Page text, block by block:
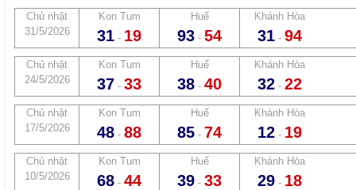
Chủ nhật
31/5/2026
Kon Tum
31 - 19
Huế
93 - 54
Khánh Hòa
31 - 94
Chủ nhật
24/5/2026
Kon Tum
37 - 33
Huế
38 - 40
Khánh Hòa
32 - 22
Chủ nhật
17/5/2026
Kon Tum
48 - 88
Huế
85 - 74
Khánh Hòa
12 - 19
Chủ nhật
10/5/2026
Kon Tum
68 - 44
Huế
39 - 33
Khánh Hòa
29 - 18